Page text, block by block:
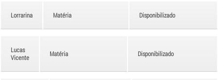
Lorrarina Matéria Disponibilizado
Lucas
Vicente
Matéria Disponibilizado